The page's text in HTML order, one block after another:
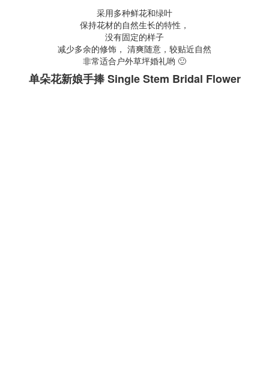
采用多种鲜花和绿叶
保持花材的自然生长的特性，
没有固定的样子
减少多余的修饰， 清爽随意，较贴近自然
非常适合户外草坪婚礼哟 🙂
单朵花新娘手捧 Single Stem Bridal Flower